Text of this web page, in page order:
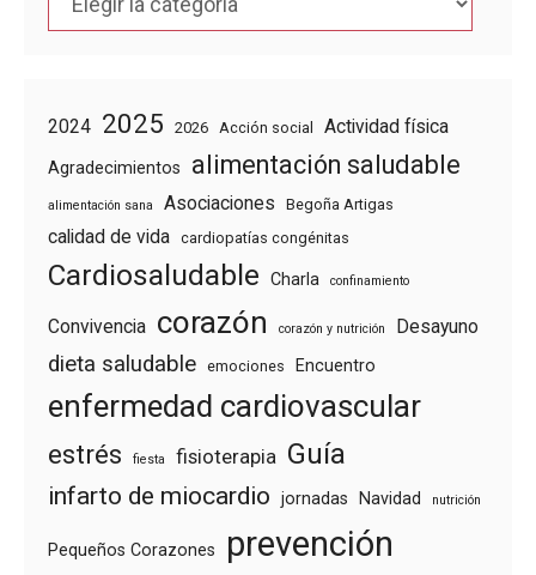
2024 2025 2026 Acción social Actividad física
Agradecimientos alimentación saludable
alimentación sana Asociaciones Begoña Artigas
calidad de vida cardiopatías congénitas
Cardiosaludable Charla confinamiento
Convivencia corazón corazón y nutrición Desayuno
dieta saludable emociones Encuentro
enfermedad cardiovascular
estrés fiesta fisioterapia Guía
infarto de miocardio jornadas Navidad nutrición
Pequeños Corazones prevención